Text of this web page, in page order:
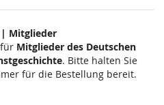
| Mitglieder
Mit­glie­der des Deut­schen
. Bitte halten Sie
für die Bestel­lung bereit.